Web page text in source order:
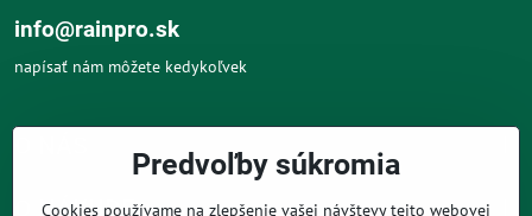
info@rainpro.sk
napísať nám môžete kedykoľvek
O NÁKUPE
Predvoľby súkromia
Cookies používame na zlepšenie vašej návštevy tejto webovej